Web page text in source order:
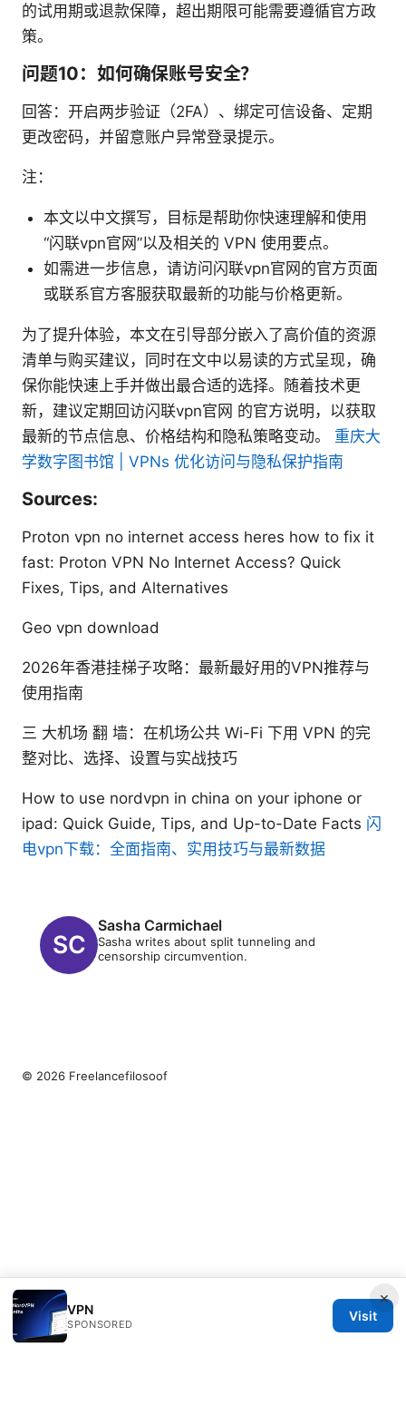
的试用期或退款保障，超出期限可能需要遵循官方政
策。
问题10：如何确保账号安全？
回答：开启两步验证（2FA）、绑定可信设备、定期
更改密码，并留意账户异常登录提示。
注：
本文以中文撰写，目标是帮助你快速理解和使用
“闪联vpn官网”以及相关的 VPN 使用要点。
如需进一步信息，请访问闪联vpn官网的官方页面
或联系官方客服获取最新的功能与价格更新。
为了提升体验，本文在引导部分嵌入了高价值的资源
清单与购买建议，同时在文中以易读的方式呈现，确
保你能快速上手并做出最合适的选择。随着技术更
新，建议定期回访闪联vpn官网 的官方说明，以获取
最新的节点信息、价格结构和隐私策略变动。 重庆大
学数字图书馆 | VPNs 优化访问与隐私保护指南
Sources:
Proton vpn no internet access heres how to fix it
fast: Proton VPN No Internet Access? Quick
Fixes, Tips, and Alternatives
Geo vpn download
2026年香港挂梯子攻略：最新最好用的VPN推荐与
使用指南
三 大机场 翻 墙：在机场公共 Wi-Fi 下用 VPN 的完
整对比、选择、设置与实战技巧
How to use nordvpn in china on your iphone or
ipad: Quick Guide, Tips, and Up-to-Date Facts 闪
电vpn下载：全面指南、实用技巧与最新数据
Sasha Carmichael
Sasha writes about split tunneling and
censorship circumvention.
×
VPN
SPONSORED
Visit
© 2026 Freelancefilosoof